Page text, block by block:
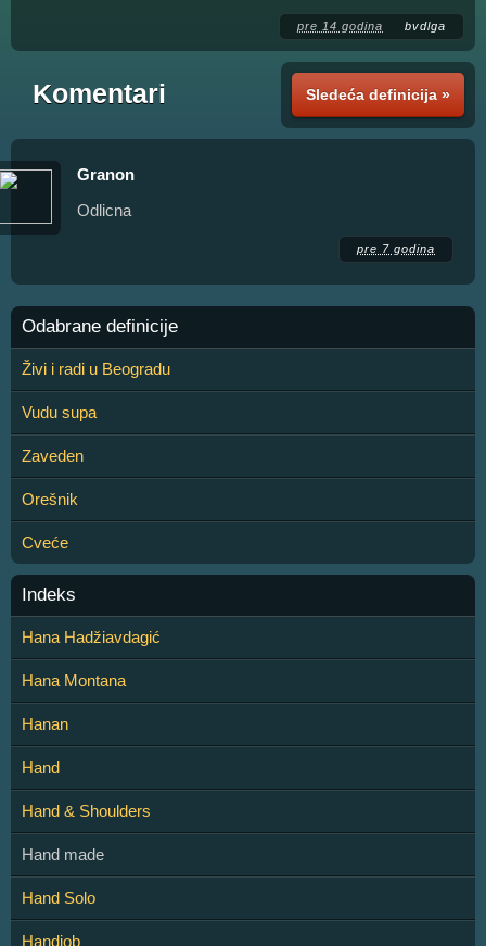
pre 14 godina bvdlga
Sledeća definicija »
Komentari
Granon
Odlicna
pre 7 godina
Odabrane definicije
Živi i radi u Beogradu
Vudu supa
Zaveden
Orešnik
Cveće
Indeks
Hana Hadžiavdagić
Hana Montana
Hanan
Hand
Hand & Shoulders
Hand made
Hand Solo
Handjob